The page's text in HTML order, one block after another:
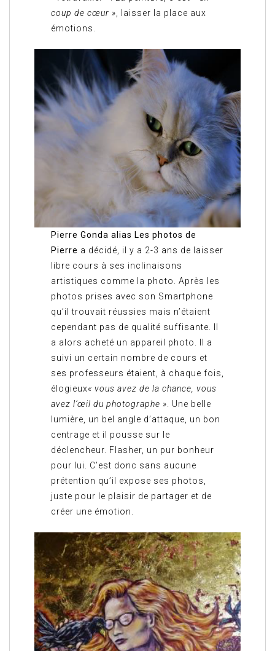
coup de cœur » , laisser la place aux
émotions.
Pierre Gonda alias Les photos de
Pierre a décidé, il y a 2-3 ans de laisser
libre cours à ses inclinaisons
artistiques comme la photo. Après les
photos prises avec son Smartphone
qu’il trouvait réussies mais n’étaient
cependant pas de qualité suffisante. Il
a alors acheté un appareil photo. Il a
suivi un certain nombre de cours et
ses professeurs étaient, à chaque fois,
élogieux« vous avez de la chance, vous
avez l’œil du photographe » . Une belle
lumière, un bel angle d’attaque, un bon
centrage et il pousse sur le
déclencheur. Flasher, un pur bonheur
pour lui. C’est donc sans aucune
prétention qu’il expose ses photos,
juste pour le plaisir de partager et de
créer une émotion.